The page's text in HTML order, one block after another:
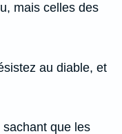
mais celles des
au diable, et
que les